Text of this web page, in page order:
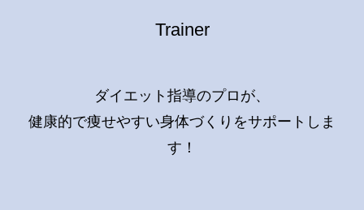
Trainer
ダイエット指導のプロが、
健康的で痩せやすい身体づくりをサポートしま
す！